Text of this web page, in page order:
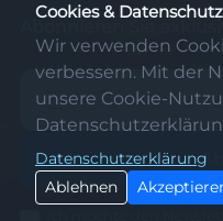
Cookies & Datenschutz
Wir verwenden
verbessern. Mit der
unsere Cookie-
Datenschutzerklärung
Ablehnen